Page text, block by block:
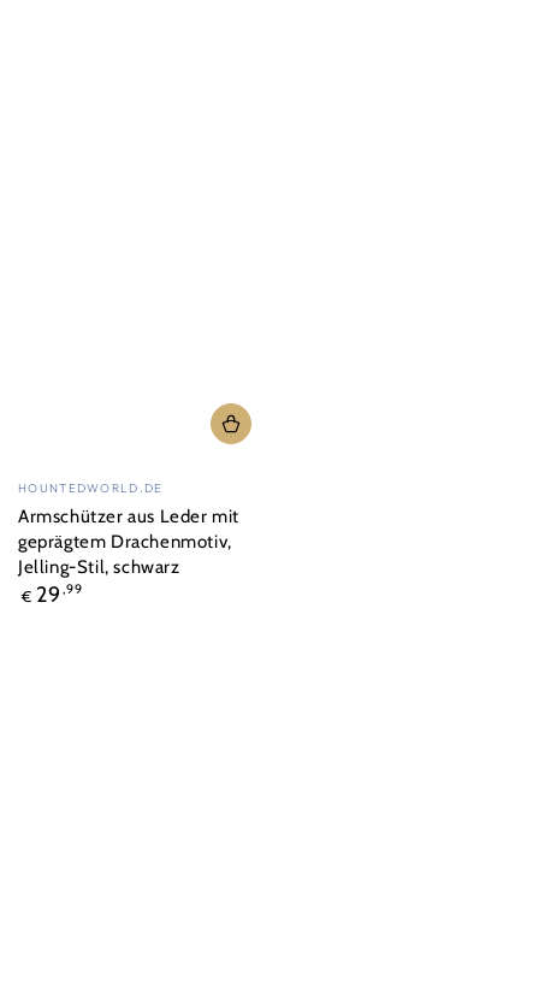
Verkäufer/in:
HOUNTEDWORLD.DE
Armschützer aus Leder mit
geprägtem Drachenmotiv,
Jelling-Stil, schwarz
Regulärer
€ 29 ,99